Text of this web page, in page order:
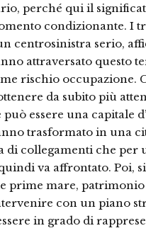
perché qui il
condizionante. I
centrosinistra serio,
attraversato questo
rischio occupazione.
da subito più
essere una capitale
trasformato in una
di collegamenti che per
va affrontato. Poi,
prime mare,
con un piano
in grado di